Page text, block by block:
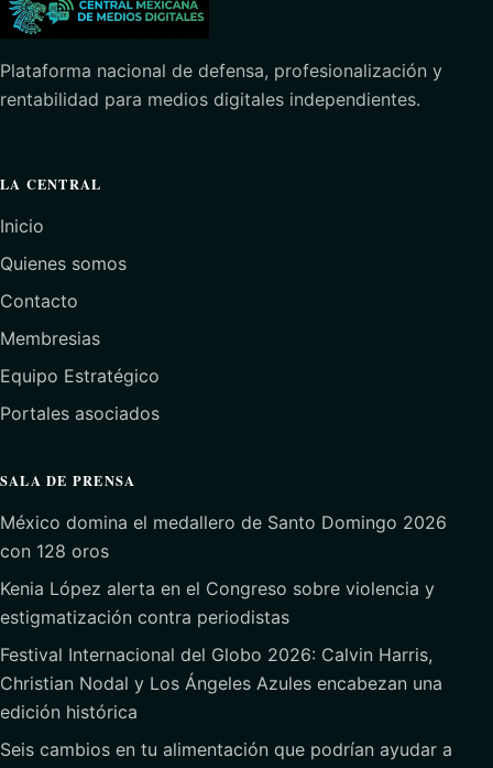
Plataforma nacional de defensa, profesionalización y
rentabilidad para medios digitales independientes.
LA CENTRAL
Inicio
Quienes somos
Contacto
Membresias
Equipo Estratégico
Portales asociados
SALA DE PRENSA
México domina el medallero de Santo Domingo 2026
con 128 oros
Kenia López alerta en el Congreso sobre violencia y
estigmatización contra periodistas
Festival Internacional del Globo 2026: Calvin Harris,
Christian Nodal y Los Ángeles Azules encabezan una
edición histórica
Seis cambios en tu alimentación que podrían ayudar a